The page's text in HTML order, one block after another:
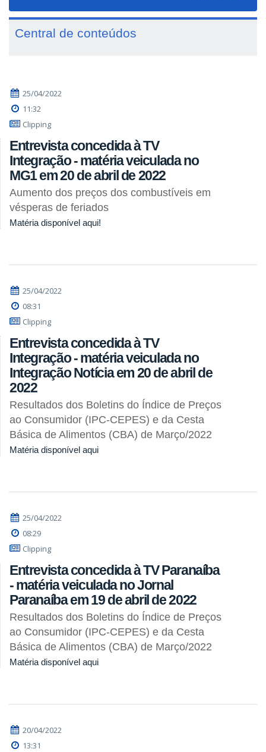
Central de conteúdos
25/04/2022
11:32
Clipping
Entrevista concedida à TV
Integração - matéria veiculada no
MG1 em 20 de abril de 2022
Aumento dos preços dos combustíveis em
vésperas de feriados
Matéria disponível aqui!
25/04/2022
08:31
Clipping
Entrevista concedida à TV
Integração - matéria veiculada no
Integração Notícia em 20 de abril de
2022
Resultados dos Boletins do Índice de Preços
ao Consumidor (IPC-CEPES) e da Cesta
Básica de Alimentos (CBA) de Março/2022
Matéria disponível aqui
25/04/2022
08:29
Clipping
Entrevista concedida à TV Paranaíba
- matéria veiculada no Jornal
Paranaíba em 19 de abril de 2022
Resultados dos Boletins do Índice de Preços
ao Consumidor (IPC-CEPES) e da Cesta
Básica de Alimentos (CBA) de Março/2022
Matéria disponível aqui
20/04/2022
13:31